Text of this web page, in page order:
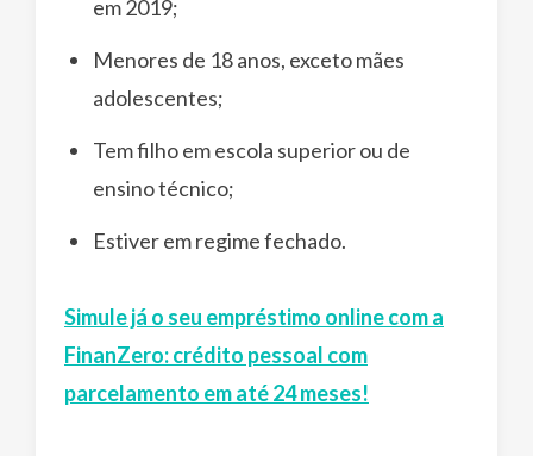
em 2019;
Menores de 18 anos, exceto mães
adolescentes;
Tem filho em escola superior ou de
ensino técnico;
Estiver em regime fechado.
Simule já o seu empréstimo online com a
FinanZero: crédito pessoal com
parcelamento em até 24 meses!